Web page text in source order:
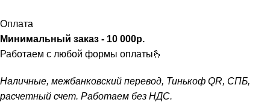
Оплата
Минимальный заказ - 10 000р.
Работаем с любой формы оплаты🫰
Наличные, межбанковский перевод, Тинькоф QR, СПБ,
расчетный счет. Работаем без НДС.